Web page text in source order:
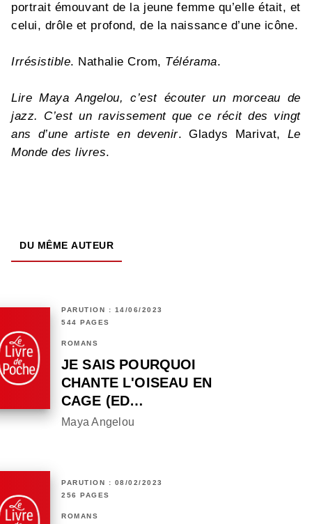
portrait émouvant de la jeune femme qu’elle était, et
celui, drôle et profond, de la naissance d’une icône.
Irrésistible. Nathalie Crom, Télérama.
Lire Maya Angelou, c’est écouter un morceau de
jazz. C’est un ravissement que ce récit des vingt
ans d’une artiste en devenir. Gladys Marivat, Le
Monde des livres.
DU MÊME AUTEUR
PARUTION : 14/06/2023
544 PAGES
ROMANS
JE SAIS POURQUOI
CHANTE L'OISEAU EN
CAGE (ED…
Maya Angelou
PARUTION : 08/02/2023
256 PAGES
ROMANS